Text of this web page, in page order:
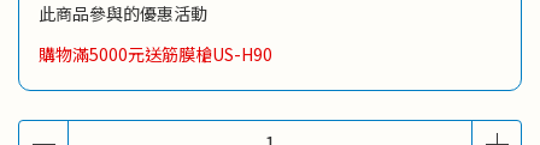
此商品參與的優惠活動
購物滿5000元送筋膜槍US-H90